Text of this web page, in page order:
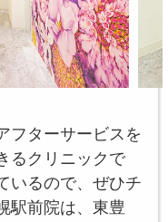
フターサービスを
るクリニックで
いるので、ぜひチ
駅前院は、東豊